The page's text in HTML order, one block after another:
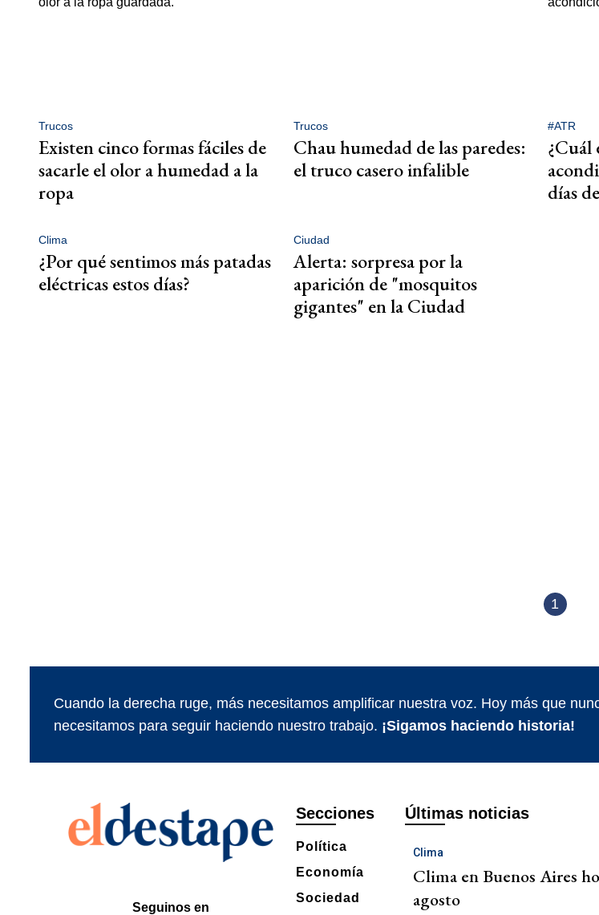
Trucos
Existen cinco formas fáciles de
sacarle el olor a humedad a la
ropa
Trucos
Chau humedad de las paredes:
el truco casero infalible
#ATR
¿Cuál
días
Clima
¿Por qué sentimos más patadas
eléctricas estos días?
Ciudad
Alerta: sorpresa por la
aparición de "mosquitos
gigantes" en la Ciudad
1
Cuando la derecha ruge, más necesitamos amplificar nuestra voz. Hoy más que
necesitamos para seguir haciendo nuestro trabajo. ¡Sigamos haciendo historia!
Seguinos en
Secciones
Política
Economía
Sociedad
Últimas noticias
Clima
Clima en Buenos Aires
agosto